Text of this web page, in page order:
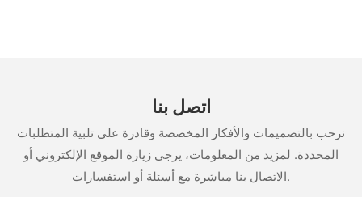
اتصل بنا
نرحب بالتصميمات والأفكار المخصصة وقادرة على تلبية المتطلبات
المحددة. لمزيد من المعلومات، يرجى زيارة الموقع الإلكتروني أو
الاتصال بنا مباشرة مع أسئلة أو استفسارات.